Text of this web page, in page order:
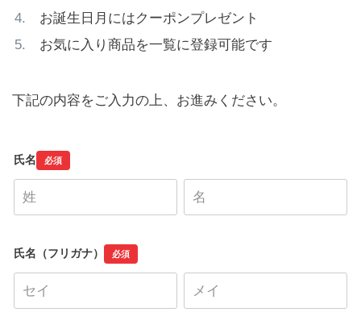
お誕生日月にはクーポンプレゼント
お気に入り商品を一覧に登録可能です
下記の内容をご入力の上、お進みください。
氏名 必須
氏名（フリガナ） 必須